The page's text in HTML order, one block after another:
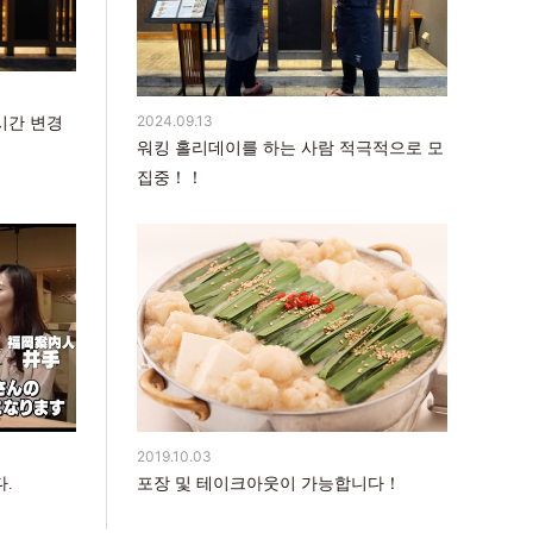
간 변경
2024.09.13
워킹 홀리데이를 하는 사람 적극적으로 모
집중！！
.
2019.10.03
포장 및 테이크아웃이 가능합니다！